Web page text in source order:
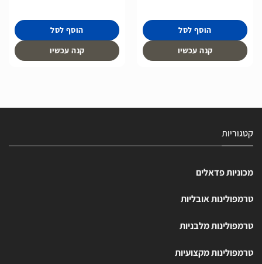
הוסף לסל
קנה עכשיו
הוסף לסל
קנה עכשיו
קטגוריות
מכוניות פדאלים
טרמפולינות אובליות
טרמפולינות מלבניות
טרמפולינות מקצועיות